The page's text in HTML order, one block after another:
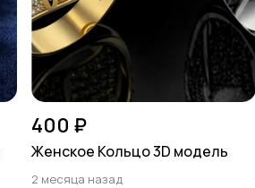
400 ₽
Женское Кольцо 3D модель
2 месяца назад